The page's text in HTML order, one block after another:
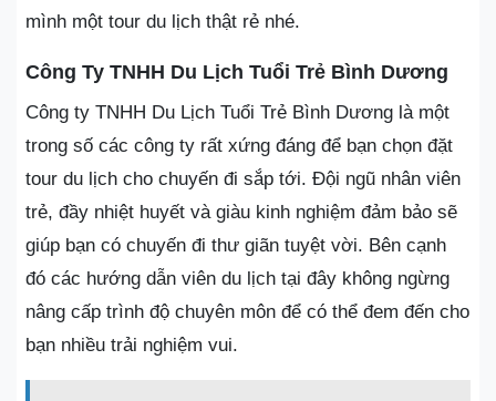
mình một tour du lịch thật rẻ nhé.
Công Ty TNHH Du Lịch Tuổi Trẻ Bình Dương
Công ty TNHH Du Lịch Tuổi Trẻ Bình Dương là một
trong số các công ty rất xứng đáng để bạn chọn đặt
tour du lịch cho chuyến đi sắp tới. Đội ngũ nhân viên
trẻ, đầy nhiệt huyết và giàu kinh nghiệm đảm bảo sẽ
giúp bạn có chuyến đi thư giãn tuyệt vời. Bên cạnh
đó các hướng dẫn viên du lịch tại đây không ngừng
nâng cấp trình độ chuyên môn để có thể đem đến cho
bạn nhiều trải nghiệm vui.